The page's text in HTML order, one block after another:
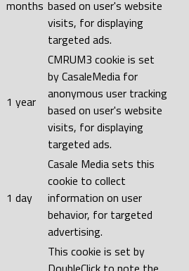
months based on user's website
visits, for displaying
targeted ads.
1 year
CMRUM3 cookie is set
by CasaleMedia for
anonymous user tracking
based on user's website
visits, for displaying
targeted ads.
1 day
Casale Media sets this
cookie to collect
information on user
behavior, for targeted
advertising.
This cookie is set by